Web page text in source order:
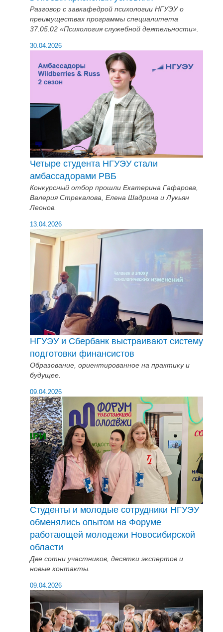
Разговор с завкафедрой психологии НГУЭУ о
преимуществах программы специалитета
37.05.02 «Психология служебной деятельности».
30.04.2026
Четыре студента НГУЭУ стали
амбассадорами РВБ
Конкурсный отбор прошли Екатерина Гафарова,
Валерия Стрекалова, Елена Шадрина и Лукьян
Леонов.
13.04.2026
НГУЭУ и Сбербанк выстраивают систему
подготовки финансистов
Образование, ориентированное на практику и
будущее.
09.04.2026
Студенты и молодые сотрудники НГУЭУ
обменялись опытом на Форуме
работающей молодежи Новосибирской
области
Две сотни участников, десятки экспертов и
новые контакты.
09.04.2026